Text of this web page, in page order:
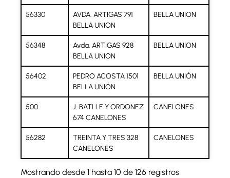
56330
AVDA. ARTIGAS 791
BELLA UNION
BELLA UNION
56348
Avda. ARTIGAS 928
BELLA UNION
BELLA UNION
56402
PEDRO ACOSTA 1501
BELLA UNIÓN
BELLA UNIÓN
500
J. BATLLE Y ORDONEZ
674 CANELONES
CANELONES
56282
TREINTA Y TRES 328
CANELONES
CANELONES
Mostrando desde 1 hasta 10 de 126 registros